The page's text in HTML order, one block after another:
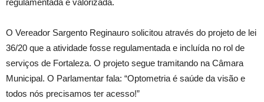
regulamentada e valorizada.
O Vereador Sargento Reginauro solicitou através do projeto de lei
36/20 que a atividade fosse regulamentada e incluída no rol de
serviços de Fortaleza. O projeto segue tramitando na Câmara
Municipal. O Parlamentar fala: “Optometria é saúde da visão e
todos nós precisamos ter acesso!”